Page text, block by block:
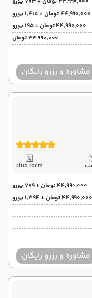
۴۴٬۹۹۰٬۰۰۰ تومان + ۱٬۴۱۵ یورو
۴۴٬۹۹۰٬۰۰۰ تومان + ۱۹۵ یورو
۴۴٬۹۹۰٬۰۰۰ تومان
مشاوره و رزرو رایگان
club room
۴۴٬۹۹۰٬۰۰۰ تومان + ۷۷۹ یورو
۴۴٬۹۹۰٬۰۰۰ تومان + ۱٬۳۹۴ یورو
مشاوره و رزرو رایگان